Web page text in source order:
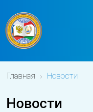
Главная Новости
Новости